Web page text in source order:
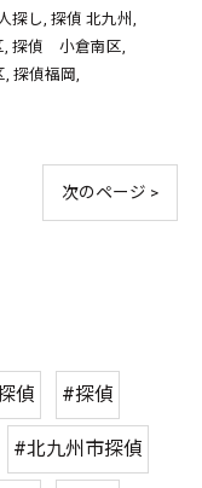
探し 探偵 北九州
探偵 小倉南区
探偵福岡
次のページ >
偵 #探偵
#北九州市探偵